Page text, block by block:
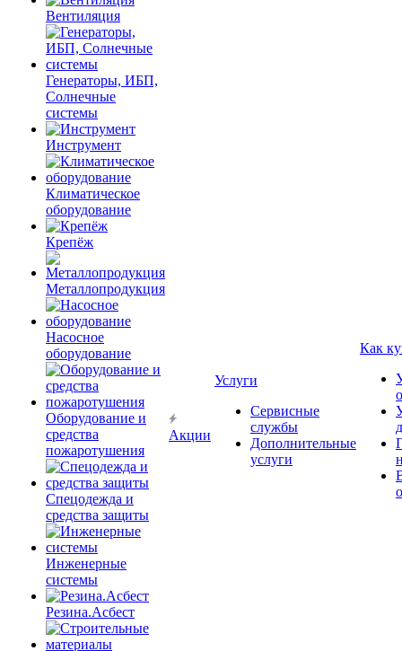
Вентиляция
Генераторы, ИБП,
Солнечные
системы
Инструмент
Климатическое
оборудование
Крепёж
Металлопродукция
Насосное
оборудование
Оборудование и
средства
пожаротушения
Спецодежда и
средства защиты
Инженерные
системы
Резина.Асбест
Акции
Услуги
Сервисные
службы
Дополнительные
услуги
Как